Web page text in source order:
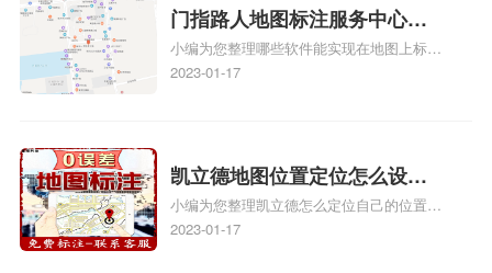
关地图标注知识，详情可查看下方正文！
门指路人地图标注服务中心地
图位置地址标记？门指路人地
图标注服务中心苹果地图位置
小编为您整理哪些软件能实现在地图上标记
门指路人地图标注服务中心位置、门指路人
门指路人地图标注服务中心地址标注上地图
怎么弄相关地图标注知识，详情可查看下方
正文！
2023-01-17
凯立德地图位置定位怎么设置
自己的指路人地图标注服务中
心名？凯立德地图位置定位怎
小编为您整理凯立德怎么定位自己的位置
啊、手机凯立德地图定位怎么设置往上走、
2023-01-17